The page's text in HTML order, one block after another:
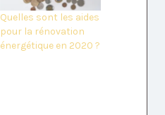
Quelles sont les aides
pour la rénovation
énergétique en 2020 ?